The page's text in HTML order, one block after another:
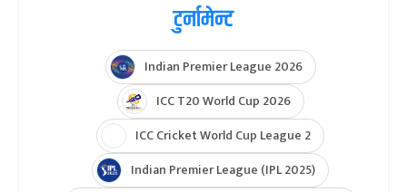
टुर्नामेन्ट
Indian Premier League 2026
ICC T20 World Cup 2026
ICC Cricket World Cup League 2
Indian Premier League (IPL 2025)